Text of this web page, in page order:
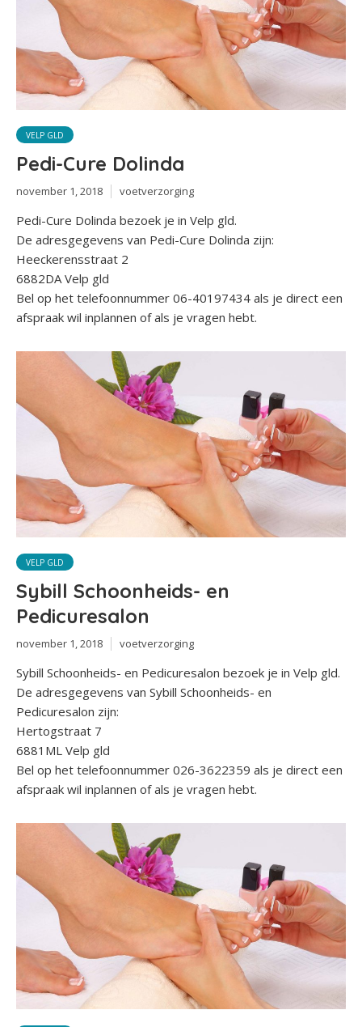
VELP GLD
Pedi-Cure Dolinda
november 1, 2018 voetverzorging
Pedi-Cure Dolinda bezoek je in Velp gld.
De adresgegevens van Pedi-Cure Dolinda zijn:
Heeckerensstraat 2
6882DA Velp gld
Bel op het telefoonnummer 06-40197434 als je direct een
afspraak wil inplannen of als je vragen hebt.
VELP GLD
Sybill Schoonheids- en
Pedicuresalon
november 1, 2018 voetverzorging
Sybill Schoonheids- en Pedicuresalon bezoek je in Velp gld.
De adresgegevens van Sybill Schoonheids- en
Pedicuresalon zijn:
Hertogstraat 7
6881ML Velp gld
Bel op het telefoonnummer 026-3622359 als je direct een
afspraak wil inplannen of als je vragen hebt.